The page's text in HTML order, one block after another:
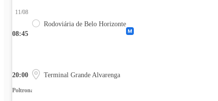
08:45
11/08
Rodoviária de Belo Horizonte
20:00 Terminal Grande Alvarenga
Poltrona